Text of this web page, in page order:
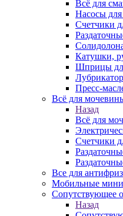
Всё для
Насосы для
Счетчики
Катушки,
Шприцы
Пресс-
Всё для
Назад
Всё для
Счетчики
Все для
Мобильные
Сопутствующее
Назад